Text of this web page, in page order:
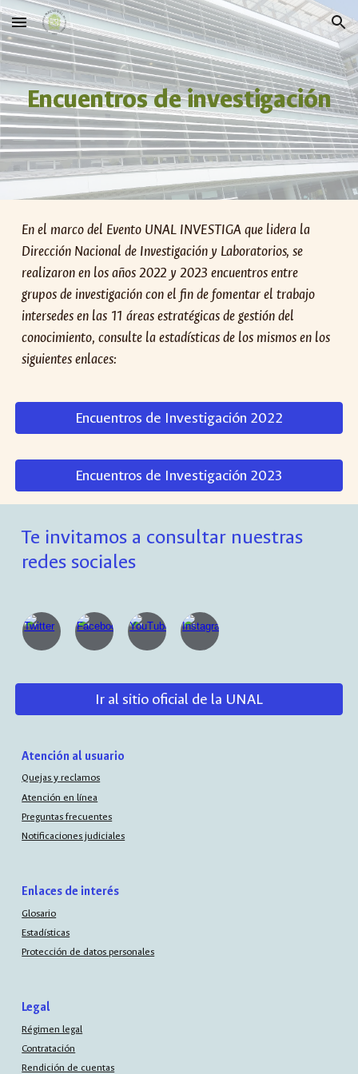
Skip to main content Skip to navigation
Encuentros de investigación
En el marco del Evento UNAL INVESTIGA que lidera la
Dirección Nacional de Investigación y Laboratorios, se
realizaron en los años 2022 y 2023 encuentros entre
grupos de investigación con el fin de fomentar el trabajo
intersedes en las 11 áreas estratégicas de gestión del
conocimiento, consulte la estadísticas de los mismos en los
siguientes enlaces:
Encuentros de Investigación 2022
Encuentros de Investigación 2023
Te invitamos a consultar nuestras
redes sociales
Ir al sitio oficial de la UNAL
Atención al usuario
Quejas y reclamos
Atención en línea
Preguntas frecuentes
Notificaciones judiciales
Enlaces de interés
Glosario
Estadísticas
Protección de datos personales
Legal
Régimen legal
Contratación
Rendición de cuentas